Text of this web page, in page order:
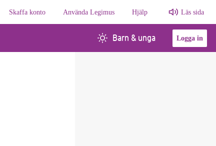
Skaffa konto Använda Legimus Hjälp Läs sida
Barn & unga Logga in